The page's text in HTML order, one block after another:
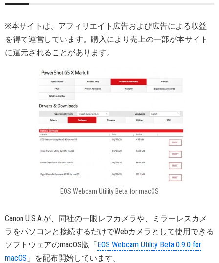
※本サイトは、アフィリエイト広告および広告による収益
を得て運営しています。購入により売上の一部が本サイト
に還元されることがあります。
EOS Webcam Utility Beta for macOS
Canon U.S.A.が、同社の一眼レフカメラや、ミラーレスカメ
ラをパソコンと接続するだけでWebカメラとして使用できる
ソフトウェアのmacOS版「EOS Webcam Utility Beta 0.9.0 for
macOS 」を配布開始しています。